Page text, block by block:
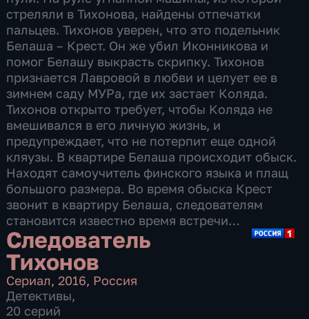
стреляли в Тихонова, найдены отпечатки
пальцев. Тихонов уверен, что это подельник
Белаша – Крест. Он же убил Иконникова и
помог Белашу выкрасть скрипку. Тихонов
признается Лавровой в любви и целует ее в
зимнем саду МУРа, где их застает Коляда.
Тихонов открыто требует, чтобы Коляда не
вмешивался в его личную жизнь, и
предупреждает, что не потерпит еще одной
кляузы. В квартире Белаша происходит обыск.
Находят самоучитель финского языка и плащ
большого размера. Во время обыска Крест
звонит в квартиру Белаша, следователям
становится известно время встречи…
Следователь
Тихонов
Сериал,2016, Россия
Детективы,
20 серий